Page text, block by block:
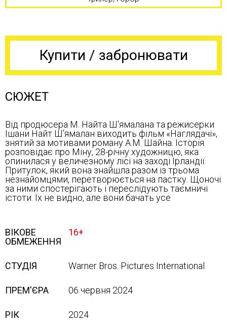
Купити / забронювати
СЮЖЕТ
Від продюсера М. Найта Ш'ямалана та режисерки
Ішани Найт Шʼямалан виходить фільм «Наглядачі»,
знятий за мотивами роману А.М. Шайна. Історія
розповідає про Міну, 28-річну художницю, яка
опинилася у величезному лісі на заході Ірландії.
Притулок, який вона знайшла разом із трьома
незнайомцями, перетворюється на пастку. Щоночі
за ними спостерігають і переслідують таємничі
істоти. Їх не видно, але вони бачать усе
ВІКОВЕ
ОБМЕЖЕННЯ
16+
СТУДІЯ Warner Bros. Pictures International
ПРЕМ'ЄРА 06 червня 2024
РІК 2024